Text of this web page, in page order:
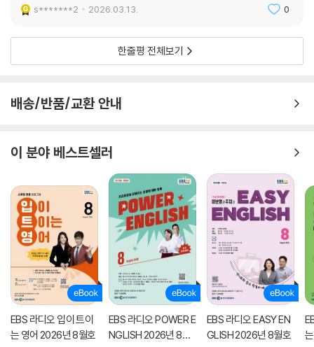
츠 등 현대 영어권 작가들에게 가장 많은 영향력을 끼친 작품으로 꼽힌다.
학의 판테온에서 빠트릴 수 없는 대작으로서, 마침내 그 명성이 세상에 알
려진 이후 한 세기가 지난 지금까지도 찬란하게 빛나고 있다.
는 ‘숭고미’라고 하는데, 내가 뭔가 고양되는 느낌, 그래서 내 삶이 구원받
물 것이다. - 김석희(번역가)
s*******2 2026.03.13. 0
한줄평 전체보기
배송/반품/교환 안내
이 분야 베스트셀러
EBS 라디오 입이 트이
는 영어 2026년 8월호
EBS 라디오 POWER E
NGLISH 2026년 8월
EBS 라디오 EASY EN
GLISH 2026년 8월호